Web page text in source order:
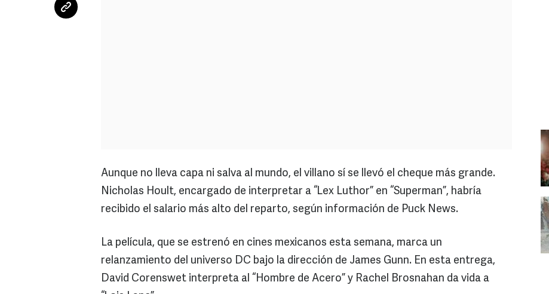
Aunque no lleva capa ni salva al mundo, el villano sí se llevó el cheque más grande.
Nicholas Hoult, encargado de interpretar a “Lex Luthor” en “Superman”, habría
recibido el salario más alto del reparto, según información de Puck News.
La película, que se estrenó en cines mexicanos esta semana, marca un
relanzamiento del universo DC bajo la dirección de James Gunn. En esta entrega,
David Corenswet interpreta al “Hombre de Acero” y Rachel Brosnahan da vida a